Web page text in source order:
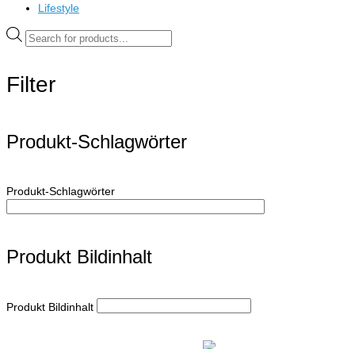
Lifestyle
Products
search
Filter
Produkt-Schlagwörter
Produkt-Schlagwörter
Produkt Bildinhalt
Produkt Bildinhalt